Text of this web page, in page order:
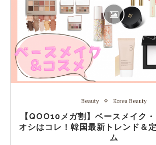
Beauty Korea Beauty
【QOO10メガ割】ベースメイク
オシはコレ！韓国最新トレンド＆
ム